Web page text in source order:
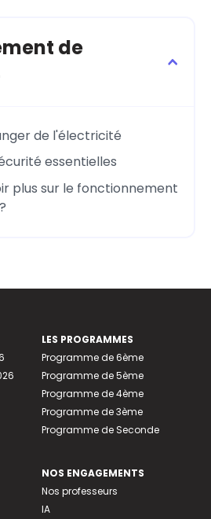
de
de l'électricité
essentielles
plus sur le fonctionnement
LES PROGRAMMES
Programme de 6ème
Programme de 5ème
Programme de 4ème
Programme de 3ème
Programme de Seconde
NOS ENGAGEMENTS
Nos professeurs
IA